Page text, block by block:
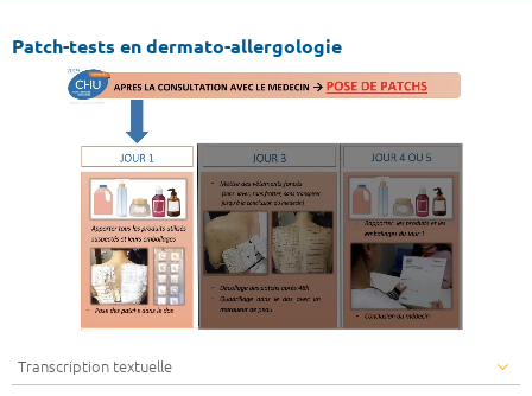
Patch-tests en dermato-allergologie
Transcription textuelle